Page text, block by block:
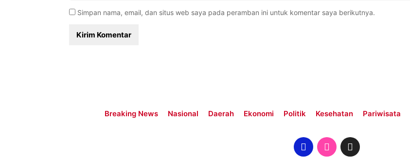
Simpan nama, email, dan situs web saya pada peramban ini untuk komentar saya berikutnya.
Breaking News Nasional Daerah Ekonomi Politik Kesehatan Pariwisata